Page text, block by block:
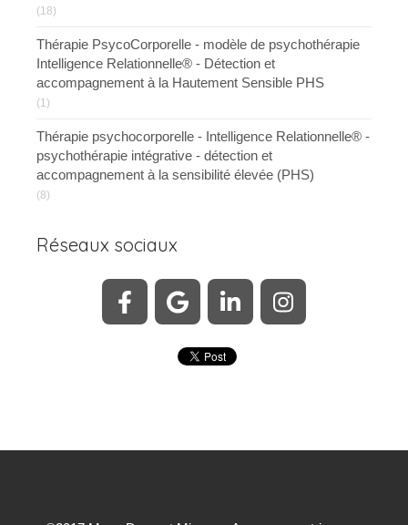
(18)
Thérapie PsycoCorporelle - modèle de psychothérapie
Intelligence Relationnelle® - Détection et
accompagnement à la Hautement Sensible PHS
(1)
Thérapie psychocorporelle - Intelligence Relationnelle® -
psychothérapie intégrative - détection et
accompagnement à la sensibilité élevée (PHS)
(8)
Réseaux sociaux